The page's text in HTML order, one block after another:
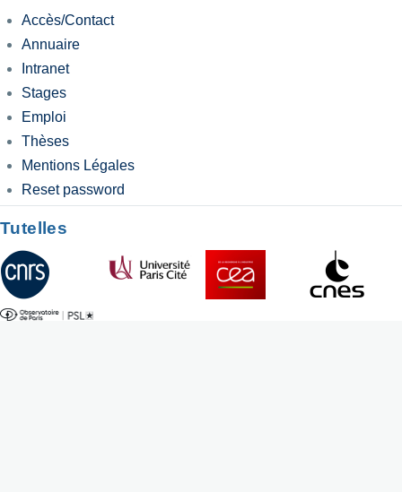
Accès/Contact
Annuaire
Intranet
Stages
Emploi
Thèses
Mentions Légales
Reset password
Tutelles